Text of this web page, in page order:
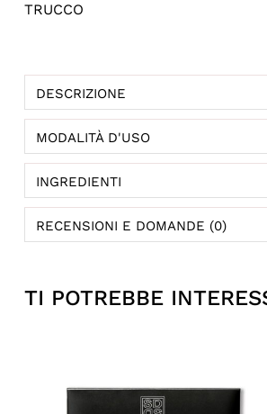
TRUCCO
DESCRIZIONE
MODALITÀ D'USO
INGREDIENTI
RECENSIONI E DOMANDE (0)
TI POTREBBE